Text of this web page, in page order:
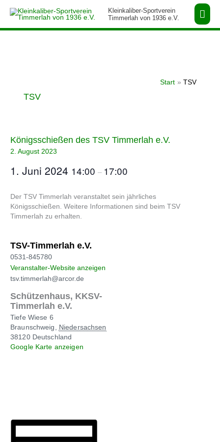
Inhalt
Kleinkaliber-Sportverein
Timmerlah von 1936 e.V.
Start TSV
TSV
Königsschießen des TSV Timmerlah e.V.
2. August 2023
1. Juni 2024 14:00– 17:00
Der TSV Timmerlah veranstaltet sein jährliches
Königsschießen. Weitere Informationen sind beim TSV
Timmerlah zu erhalten.
TSV-Timmerlah e.V.
0531-845780
Veranstalter-Website anzeigen
tsv.timmerlah@arcor.de
Schützenhaus, KKSV-
Timmerlah e.V.
Tiefe Wiese 6
Braunschweig
Niedersachsen
38120 Deutschland
Google Karte anzeigen
Königsschießen
des
Timmerlah
e.V.